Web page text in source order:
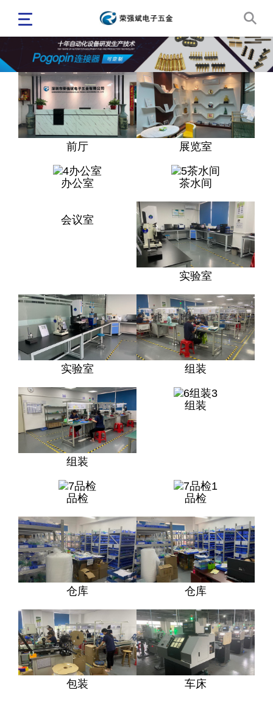
前厅 展览室
办公室 茶水间
会议室
实验室
实验室 组装
组装
组装
品检 品检
仓库 仓库
包装 车床